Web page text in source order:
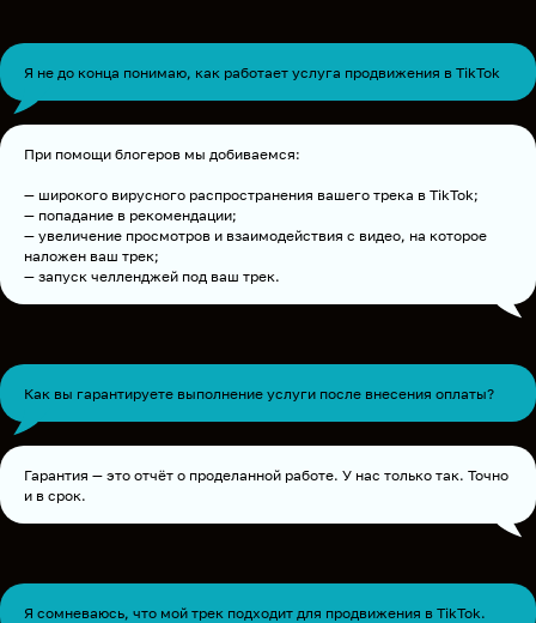
Я не до конца понимаю, как работает услуга продвижения в TikTok
При помощи блогеров мы добиваемся:
— широкого вирусного распространения вашего трека в TikTok;
— попадание в рекомендации;
— увеличение просмотров и взаимодействия с видео, на которое
наложен ваш трек;
— запуск челленджей под ваш трек.
Как вы гарантируете выполнение услуги после внесения оплаты?
Гарантия — это отчёт о проделанной работе. У нас только так. Точно
и в срок.
Я сомневаюсь, что мой трек подходит для продвижения в TikTok.